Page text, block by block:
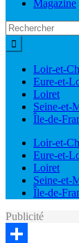
Magazine
Loir-et-
Eure-et-
Loiret
Seine-et-
Île-de-
Loir-et-
Eure-et-
Loiret
Seine-et-
Île-de-
Publicité